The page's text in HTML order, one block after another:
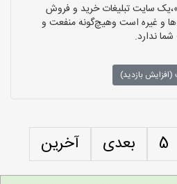
سایت تبلیغات خرید و فروش
و غیره است وهیچ‌گونه منفعت و
ندارد.
بازدید)
5 بعدی آخرین